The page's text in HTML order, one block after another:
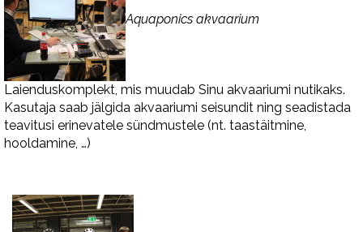
Aquaponics akvaarium
Laienduskomplekt, mis muudab Sinu akvaariumi nutikaks.
Kasutaja saab jälgida akvaariumi seisundit ning seadistada
teavitusi erinevatele sündmustele (nt. taastäitmine,
hooldamine, …)